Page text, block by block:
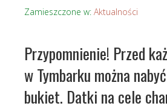
Zamieszczone w: Aktualności
Przypomnienie! Przed
w Tymbarku można
bukiet. Datki na cele